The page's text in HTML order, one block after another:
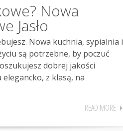
Nowa
Jasło
Nowa kuchnia, sypialnia i
są potrzebne, by poczuć
dobrej jakości
elegancko, z klasą, na
READ MORE